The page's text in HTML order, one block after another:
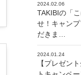
2024.02.06
TAKIBIの「
せ！キャン
だきま…
2024.01.24
【プレゼン